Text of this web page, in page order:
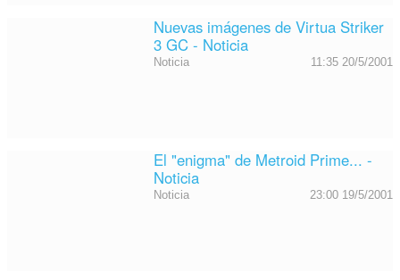
Nuevas imágenes de Virtua Striker
3 GC - Noticia
Noticia 11:35 20/5/2001
El "enigma" de Metroid Prime... -
Noticia
Noticia 23:00 19/5/2001